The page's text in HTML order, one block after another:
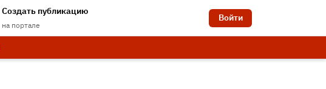
Создать публикацию
на портале
Войти